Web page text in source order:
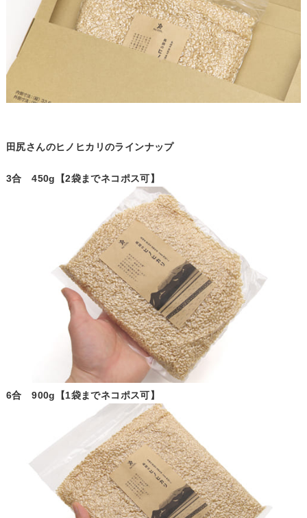
田尻さんのヒノヒカリのラインナップ
3合 450g【2袋までネコポス可】
6合 900g【1袋までネコポス可】